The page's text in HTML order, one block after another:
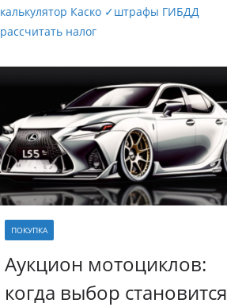
калькулятор Каско ✓штрафы ГИБДД
рассчитать налог
ПОКУПКА
Аукцион мотоциклов:
когда выбор становится